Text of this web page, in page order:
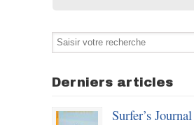
Derniers articles
Surfer’s